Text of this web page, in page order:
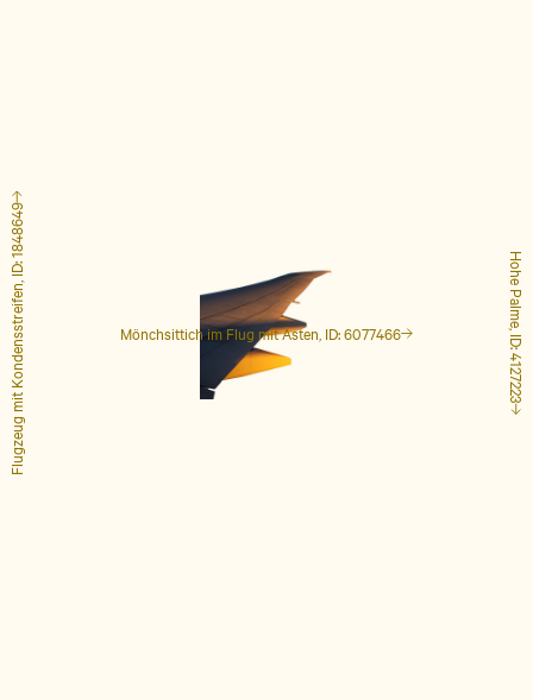
Mönchsittich im Flug mit Ästen, ID: 6077466 Hohe Palme, ID: 4127223
Flugzeug mit Kondensstreifen, ID: 1848649